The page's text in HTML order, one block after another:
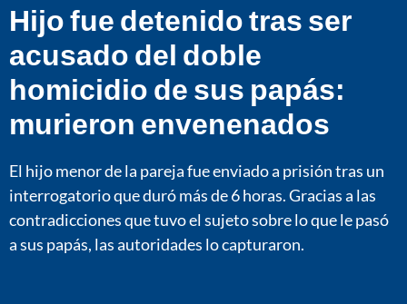
Hijo fue detenido tras ser
acusado del doble
homicidio de sus papás:
murieron envenenados
El hijo menor de la pareja fue enviado a prisión tras un
interrogatorio que duró más de 6 horas. Gracias a las
contradicciones que tuvo el sujeto sobre lo que le pasó
a sus papás, las autoridades lo capturaron.